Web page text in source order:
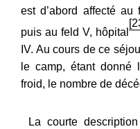
est d’abord affecté au
puis au feld V, hôpital
IV. Au cours de ce
le camp, étant donné
froid, le nombre de
La courte